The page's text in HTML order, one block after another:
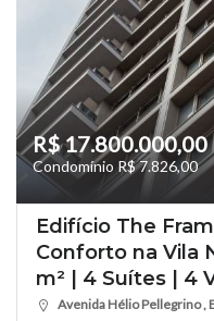
R$ 17.800.000,00
Condomínio R$ 7.826,00
Edifício The
Conforto na Vila
m² | 4 Suítes | 4
Avenida Hélio Pellegrino ,